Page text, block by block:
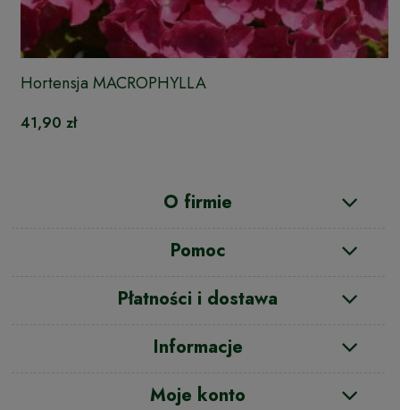
Hortensja MACROPHYLLA
41,90 zł
O firmie
Pomoc
Płatności i dostawa
Informacje
Moje konto